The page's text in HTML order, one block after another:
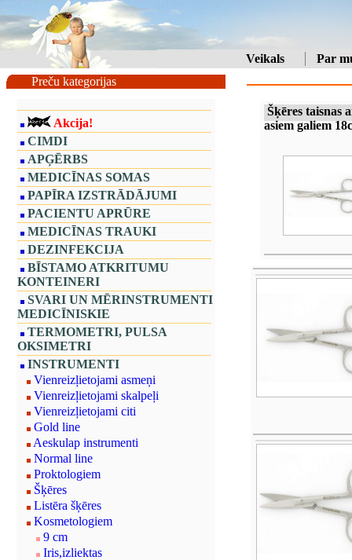
Veikals
Par
Preču kategorijas
Akcija!
CIMDI
APĢĒRBS
MEDICĪNAS SOMAS
PAPĪRA IZSTRĀDĀJUMI
PACIENTU APRŪRE
MEDICĪNAS TRAUKI
DEZINFEKCIJA
BĪSTAMO ATKRITUMU
KONTEINERI
SVARI UN MĒRINSTRUMENTI
MEDICĪNISKIE
TERMOMETRI, PULSA
OKSIMETRI
INSTRUMENTI
Vienreizļietojami asmeņi
Vienreizļietojami skalpeļi
Vienreizļietojami citi
Gold line
Aeskulap instrumenti
Normal line
Proktologiem
Šķēres
Listēra šķēres
Kosmetologiem
9 cm
Iris,izliektas
Šķēres taisnas
asiem galiem